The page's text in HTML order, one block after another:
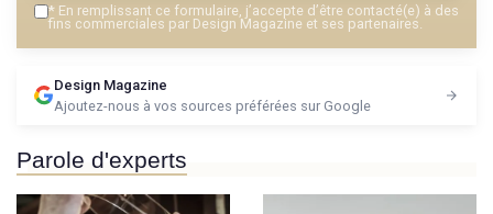
* En remplissant ce formulaire, j’accepte d’être contacté(e) à des
fins commerciales par Design Magazine et ses partenaires.
Design Magazine
Ajoutez-nous à vos sources préférées sur Google
Parole d'experts